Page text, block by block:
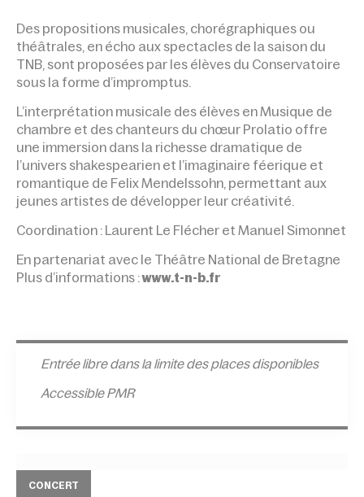
DE « SONGE D’UNE NUIT D’ÉTÉ »
Des propositions musicales, chorégraphiques ou
théâtrales, en écho aux spectacles de la saison du
TNB, sont proposées par les élèves du Conservatoire
sous la forme d’impromptus.
L’interprétation musicale des élèves en Musique de
chambre et des chanteurs du chœur Prolatio offre
une immersion dans la richesse dramatique de
l’univers shakespearien et l’imaginaire féerique et
romantique de Felix Mendelssohn, permettant aux
jeunes artistes de déve­lopper leur créativité.
Coordination : Laurent Le Flécher et Manuel Simonnet
En partenariat avec le Théâtre National de Bretagne
Plus d’informations :www.t-n-b.fr
Entrée libre dans la limite des places disponibles
Accessible PMR
CONCERT